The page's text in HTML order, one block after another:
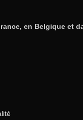
en Belgique et